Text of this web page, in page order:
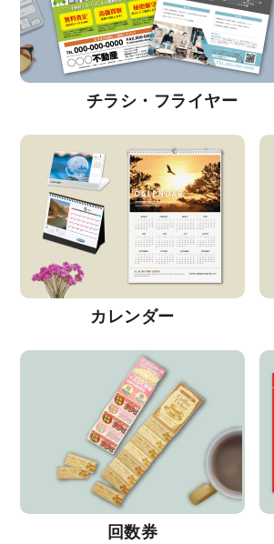
チラシ・フライヤー
カレンダー
回数券